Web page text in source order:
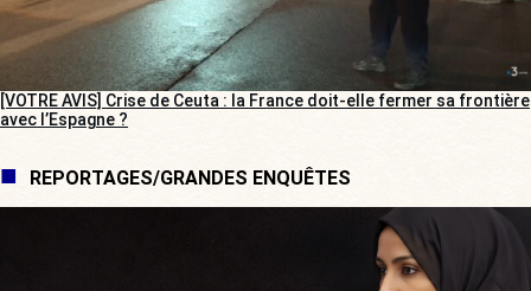
[VOTRE AVIS] Crise de Ceuta : la France doit-elle fermer sa frontière
avec l’Espagne ?
REPORTAGES/GRANDES ENQUÊTES